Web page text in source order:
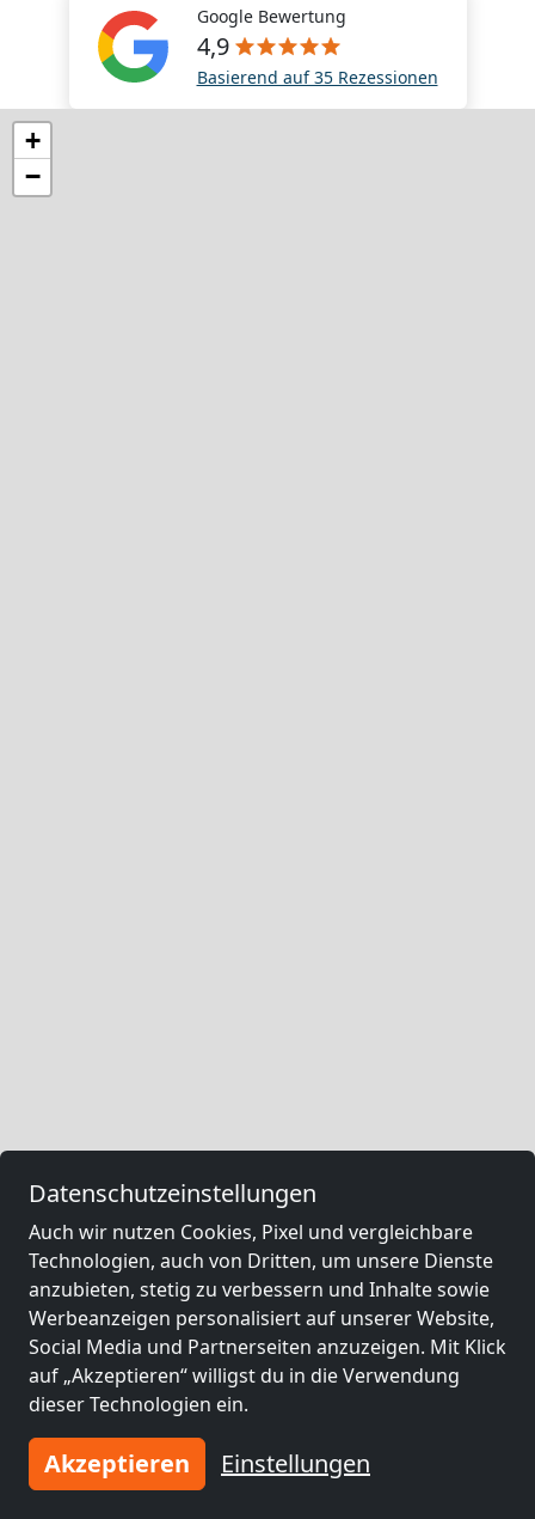
Google Bewertung
4,9
Basierend auf 35 Rezessionen
+
−
Datenschutzeinstellungen
Auch wir nutzen Cookies, Pixel und vergleichbare
Technologien, auch von Dritten, um unsere Dienste
anzubieten, stetig zu verbessern und Inhalte sowie
Werbeanzeigen personalisiert auf unserer Website,
Social Media und Partnerseiten anzuzeigen. Mit Klick
auf „Akzeptieren“ willigst du in die Verwendung
dieser Technologien ein.
Akzeptieren Einstellungen